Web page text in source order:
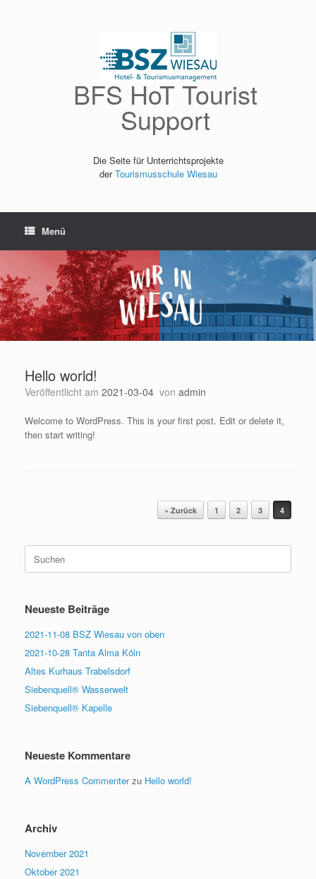
BFS HoT Tourist
Support
Die Seite für Unterrichtsprojekte
derTourismusschule Wiesau
Menü
Hello world!
Veröffentlicht am 2021-03-04 von admin
Welcome to WordPress. This is your first post. Edit or delete it,
then start writing!
« Zurück 1 2 3 4
Suchen
nach:
Neueste Beiträge
2021-11-08 BSZ Wiesau von oben
2021-10-28 Tanta Alma Köln
Altes Kurhaus Trabelsdorf
Siebenquell® Wasserwelt
Siebenquell® Kapelle
Neueste Kommentare
A WordPress Commenterzu Hello world!
Archiv
November 2021
Oktober 2021